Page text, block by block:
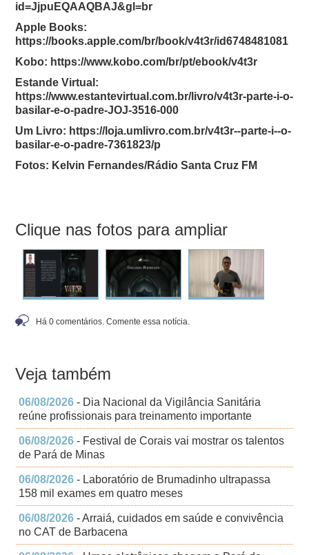
id=JjpuEQAAQBAJ&gl=br
Apple Books:
https://books.apple.com/br/book/v4t3r/id6748481081
Kobo: https://www.kobo.com/br/pt/ebook/v4t3r
Estande Virtual:
https://www.estantevirtual.com.br/livro/v4t3r-parte-i-o-
basilar-e-o-padre-JOJ-3516-000
Um Livro: https://loja.umlivro.com.br/v4t3r--parte-i--o-
basilar-e-o-padre-7361823/p
Fotos: Kelvin Fernandes/Rádio Santa Cruz FM
Clique nas fotos para ampliar
Há 0 comentários. Comente essa notícia.
Veja também
06/08/2026 - Dia Nacional da Vigilância Sanitária
reúne profissionais para treinamento importante
06/08/2026 - Festival de Corais vai mostrar os talentos
de Pará de Minas
06/08/2026 - Laboratório de Brumadinho ultrapassa
158 mil exames em quatro meses
06/08/2026 - Arraiá, cuidados em saúde e convivência
no CAT de Barbacena